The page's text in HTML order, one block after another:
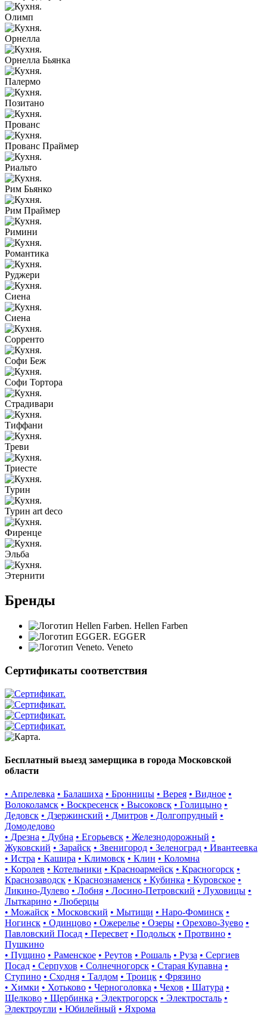
Олимп
Орнелла
Орнелла Бьянка
Палермо
Позитано
Прованс
Прованс Праймер
Риальто
Рим Бьянко
Рим Праймер
Римини
Романтика
Руджери
Сиена
Сиена
Сорренто
Софи Беж
Софи Тортора
Страдивари
Тиффани
Треви
Триесте
Турин
Турин art deco
Фиренце
Эльба
Этернити
Бренды
Hellen Farben
EGGER
Veneto
Сертификаты соответствия
Бесплатный выезд замерщика в города Московской
области
• Апрелевка • Балашиха • Бронницы • Верея • Видное •
Волоколамск • Воскресенск • Высоковск • Голицыно •
Дедовск • Дзержинский • Дмитров • Долгопрудный •
Домодедово
• Дрезна • Дубна • Егорьевск • Железнодорожный •
Жуковский • Зарайск • Звенигород • Зеленоград • Ивантеевка
• Истра • Кашира • Климовск • Клин • Коломна
• Королев • Котельники • Красноармейск • Красногорск •
Краснозаводск • Краснознаменск • Кубинка • Куровское •
Ликино-Дулево • Лобня • Лосино-Петровский • Луховицы •
Лыткарино • Люберцы
• Можайск • Московский • Мытищи • Наро-Фоминск •
Ногинск • Одинцово • Ожерелье • Озеры • Орехово-Зуево •
Павловский Посад • Пересвет • Подольск • Протвино •
Пушкино
• Пущино • Раменское • Реутов • Рошаль • Руза • Сергиев
Посад • Серпухов • Солнечногорск • Старая Купавна •
Ступино • Сходня • Талдом • Троицк • Фрязино
• Химки • Хотьково • Черноголовка • Чехов • Шатура •
Щелково • Щербинка • Электрогорск • Электросталь •
Электроугли • Юбилейный • Яхрома